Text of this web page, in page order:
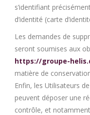
s’identifiant
d’identité (carte
Les demandes de
seront soumises aux
https://groupe-
matière de
Enfin, les Utilisateurs de
peuvent déposer une
contrôle, et